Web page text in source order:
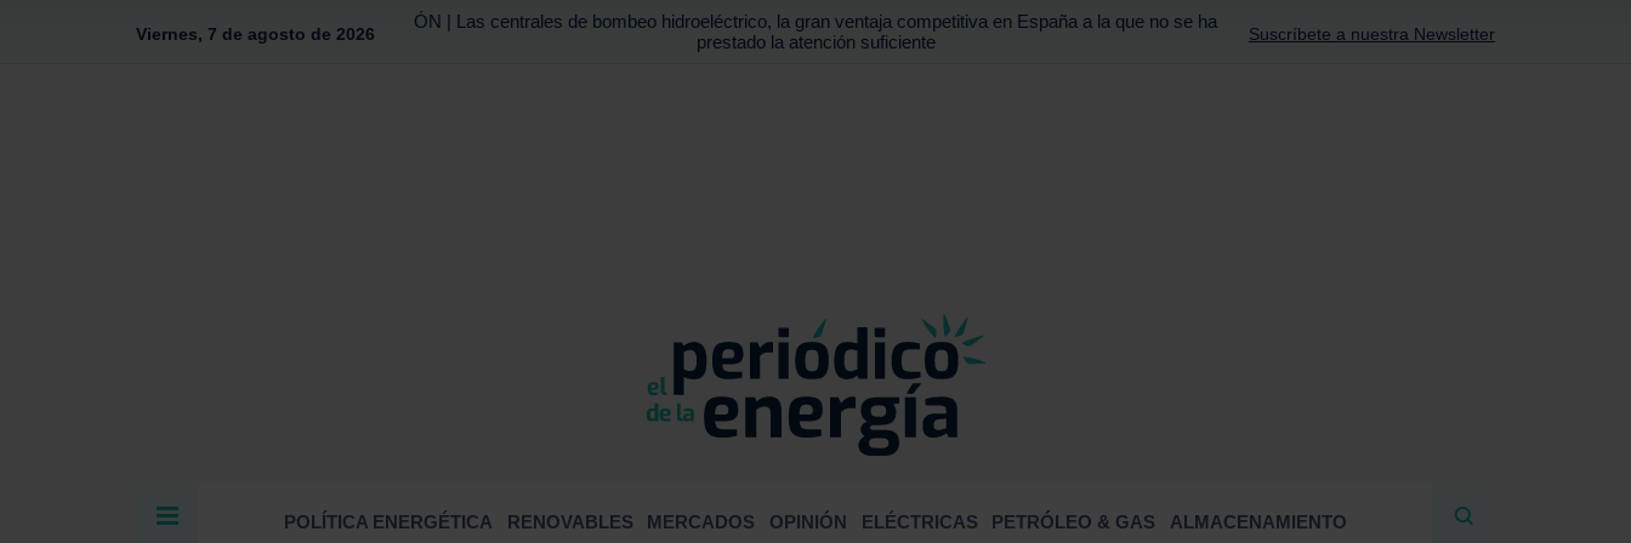
Viernes, 7 de agosto de 2026
ÓN | Las centrales de bombeo hidroeléctrico, la gran ventaja competitiva en España a la que no se ha
prestado la atención suficiente
Suscríbete a nuestra Newsletter
POLÍTICA ENERGÉTICA RENOVABLES MERCADOS OPINIÓN ELÉCTRICAS PETRÓLEO & GAS ALMACENAMIENTO
BUSCAR